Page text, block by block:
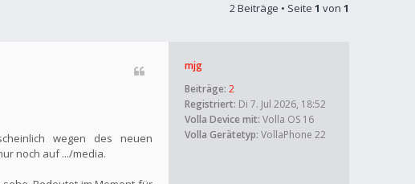
2 Beiträge • Seite 1 von 1
mjg
Beiträge: 2
Registriert: Di 7. Jul 2026, 18:52
Volla Device mit: Volla OS 16
Volla Gerätetyp: VollaPhone 22
wegen des neuen
noch auf .../media.